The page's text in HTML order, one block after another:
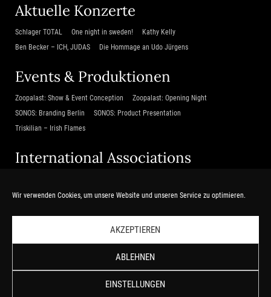
Wir verwenden Cookies, um unsere Website und unseren Service zu optimieren.
AKZEPTIEREN
ABLEHNEN
EINSTELLUNGEN
Aktuelle Konzerte
Schlager TOTAL One night in sweden!
Kathy Kelly
Ben Becker – ICH, JUDAS
Die Hommage an Udo Jürgens
Events & Produktionen
Zoopalast: Show & Event Conception
Zoopalast: Opening Night
SONOS: Branding Berlin
SONOS: Product Presentation
Triskilian – Irish Flames
International Associations
Zubin Mehta & das Israel Philharmonic Orchestra
Service